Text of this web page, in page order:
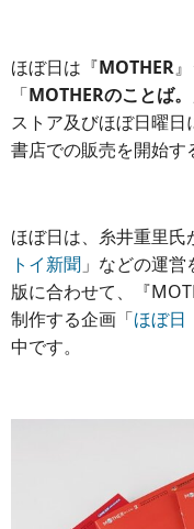
ほぼ日は『MOTHER
「MOTHERのことば。
ストア及びほぼ日曜
書店での販売を開始す
ほぼ日は、糸井重里
トイ新聞 」などの運
版に合わせて、『
制作する企画「ほぼ日
中です。